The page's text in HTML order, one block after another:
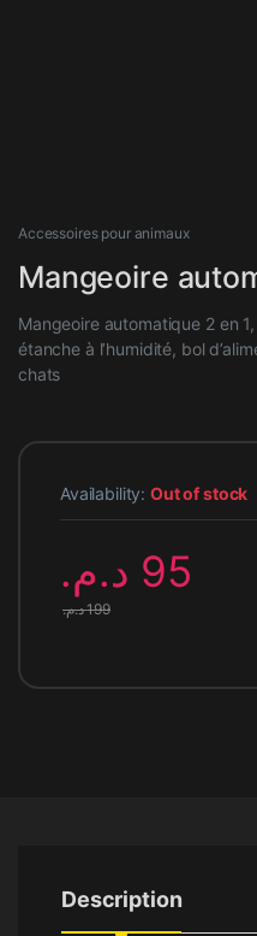
Accessoires pour animaux
Mangeoire
Mangeoire automatique 2 en
étanche à l’humidité, bol
chats
Availability:Out of stock
95 د.م.
199د.م.
Description